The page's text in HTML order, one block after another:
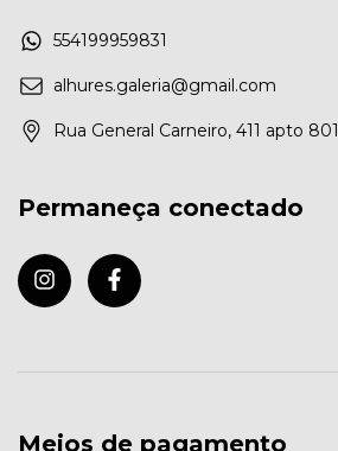
554199959831
alhures.galeria@gmail.com
Rua General Carneiro, 411 apto 801
Permaneça conectado
Meios de pagamento